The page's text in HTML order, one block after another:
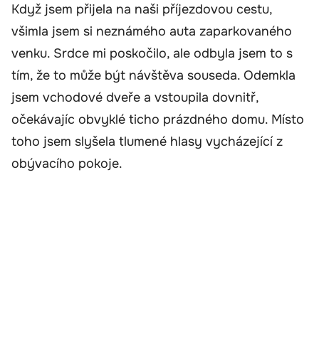
Když jsem přijela na naši příjezdovou cestu,
všimla jsem si neznámého auta zaparkovaného
venku. Srdce mi poskočilo, ale odbyla jsem to s
tím, že to může být návštěva souseda. Odemkla
jsem vchodové dveře a vstoupila dovnitř,
očekávajíc obvyklé ticho prázdného domu. Místo
toho jsem slyšela tlumené hlasy vycházející z
obývacího pokoje.